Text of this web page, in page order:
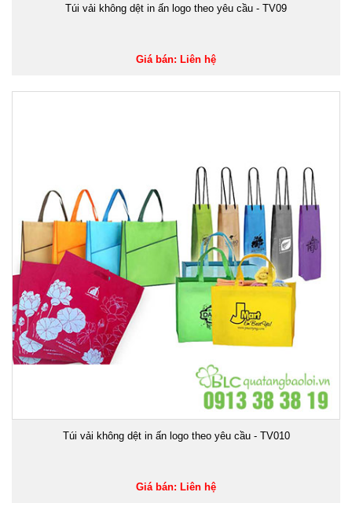
Túi vải không dệt in ấn logo theo yêu cầu - TV09
Giá bán: Liên hệ
Túi vải không dệt in ấn logo theo yêu cầu - TV010
Giá bán: Liên hệ